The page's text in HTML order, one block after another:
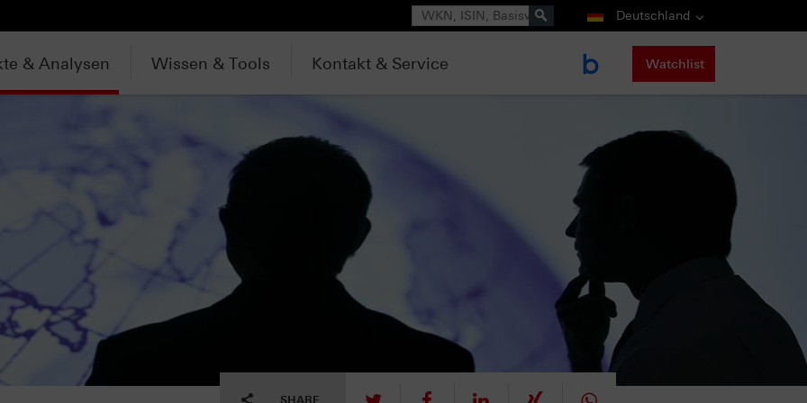
Suche Deutschland
& Analysen Wissen & Tools Kontakt & Service Watchlist
SHARE tweet mitteilen